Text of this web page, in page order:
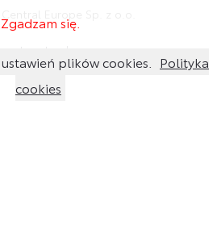
Zgadzam się.
plików cookies.
Polityka
cookies